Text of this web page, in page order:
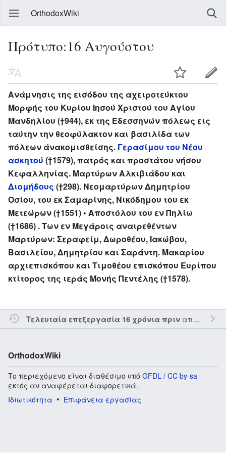
OrthodoxWiki
Πρότυπο:16 Αυγούστου
Ανάμνησις της εισόδου της αχειροτεύκτου
Μορφής του Κυρίου Ιησού Χριστού του Αγίου
Μανδηλίου (†944), εκ της Εδεσσηνών πόλεως εις
ταύτην την θεοφύλακτον και βασιλίδα των
πόλεων άνακομισθείσης. Γερασίμου του Νέου
ασκητού (†1579), πατρός και προστάτου νήσου
Κεφαλληνίας. Μαρτύρων Αλκιβιάδου και
Διομήδους (†298). Νεομαρτύρων Δημητρίου
Οσίου, του εκ Σαμαρίνης, Νικόδημου του εκ
Μετεώρων (†1551) • Αποστόλου του εν Πηλίω
(†1686) . Των εν Μεγάροις αναιρεθέντων
Μαρτύρων: Σεραφείμ, Δωροθέου, Ιακώβου,
Βασιλείου, Δημητρίου και Σαράντη. Μακαρίου
αρχιεπισκόπου και Τιμοθέου επισκόπου Ευρίπου
κτίτορος της ιεράς Μονής Πεντέλης (†1578).
Τελευταία επεξεργασία 16 χρόνια πριναπό τον την
OrthodoxWiki
Το περιεχόμενο είναι διαθέσιμο υπό GFDL / CC by-sa
εκτός αν αναφέρεται διαφορετικά.
Ιδιωτικότητα
Επιφάνεια εργασίας